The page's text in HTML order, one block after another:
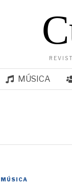
MÚSICA
MÚSICA